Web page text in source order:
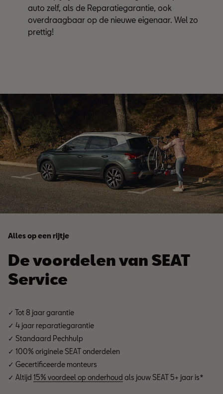
auto zelf, als de Reparatiegarantie, ook
overdraagbaar op de nieuwe eigenaar. Wel zo
prettig!
Alles op een rijtje
De voordelen van SEAT
Service
✓ Tot 8 jaar garantie
✓ 4 jaar reparatiegarantie
✓ Standaard Pechhulp
✓ 100% originele SEAT onderdelen
✓ Gecertificeerde monteurs
✓ Altijd 15% voordeel op onderhoud als jouw SEAT 5+ jaar is*